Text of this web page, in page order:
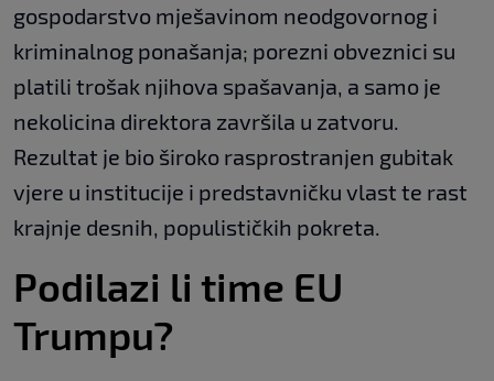
gospodarstvo mješavinom neodgovornog i
kriminalnog ponašanja; porezni obveznici su
platili trošak njihova spašavanja, a samo je
nekolicina direktora završila u zatvoru.
Rezultat je bio široko rasprostranjen gubitak
vjere u institucije i predstavničku vlast te rast
krajnje desnih, populističkih pokreta.
Podilazi li time EU
Trumpu?